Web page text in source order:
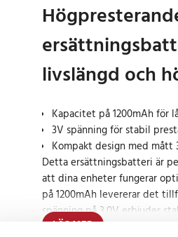
livslängd och
Kapacitet på 1200mAh för
3V spänning för stabil
Kompakt design med mått
Detta ersättningsbatteri är
att dina enheter fungerar
på 1200mAh levererar det
spänning på 3,0V erbjuder
användning.
LÄS MER